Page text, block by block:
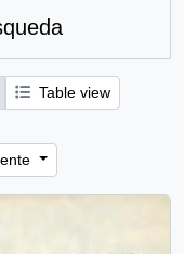
Table view